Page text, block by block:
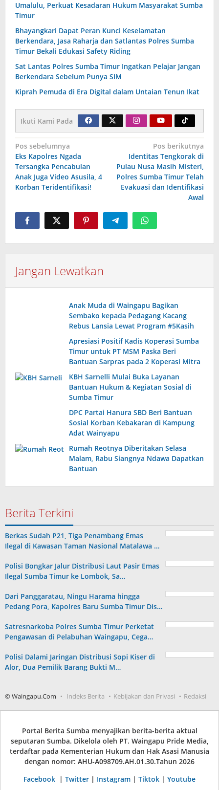
Umalulu, Perkuat Kesadaran Hukum Masyarakat Sumba
Timur
Bhayangkari Dapat Peran Kunci Keselamatan
Berkendara, Jasa Raharja dan Satlantas Polres Sumba
Timur Bekali Edukasi Safety Riding
Sat Lantas Polres Sumba Timur Ingatkan Pelajar Jangan
Berkendara Sebelum Punya SIM
Kiprah Pemuda di Era Digital dalam Untaian Tenun Ikat
Ikuti Kami Pada
Navigasi
pos
Pos sebelumnya
Eks Kapolres Ngada
Tersangka Pencabulan
Anak Juga Video Asusila, 4
Korban Teridentifikasi!
Pos berikutnya
Identitas Tengkorak di
Pulau Nusa Masih Misteri,
Polres Sumba Timur Telah
Evakuasi dan Identifikasi
Awal
Jangan Lewatkan
Anak Muda di Waingapu Bagikan
Sembako kepada Pedagang Kacang
Rebus Lansia Lewat Program #5Kasih
Apresiasi Positif Kadis Koperasi Sumba
Timur untuk PT MSM Paska Beri
Bantuan Sarpras pada 2 Koperasi Mitra
KBH Sarnelli Mulai Buka Layanan
Bantuan Hukum & Kegiatan Sosial di
Sumba Timur
DPC Partai Hanura SBD Beri Bantuan
Sosial Korban Kebakaran di Kampung
Adat Wainyapu
Rumah Reotnya Diberitakan Selasa
Malam, Rabu Siangnya Ndawa Dapatkan
Bantuan
Berita Terkini
Berkas Sudah P21, Tiga Penambang Emas
Ilegal di Kawasan Taman Nasional Matalawa …
Polisi Bongkar Jalur Distribusi Laut Pasir Emas
Ilegal Sumba Timur ke Lombok, Sa…
Dari Panggaratau, Ningu Harama hingga
Pedang Pora, Kapolres Baru Sumba Timur Dis…
Satresnarkoba Polres Sumba Timur Perketat
Pengawasan di Pelabuhan Waingapu, Cega…
Polisi Dalami Jaringan Distribusi Sopi Kiser di
Alor, Dua Pemilik Barang Bukti M…
© Waingapu.Com Indeks Berita Kebijakan dan Privasi Redaksi
Portal Berita Sumba menyajikan berita-berita aktual
seputaran Sumba. Dikelola oleh PT. Waingapu Pride Media,
terdaftar pada Kementerian Hukum dan Hak Asasi Manusia
dengan nomor: AHU-A098709.AH.01.30.Tahun 2026
Facebook | Twitter | Instagram | Tiktok | Youtube